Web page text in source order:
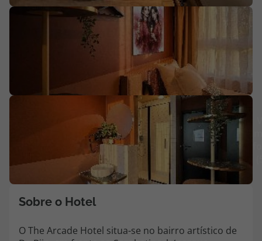
Área de Cliente
Agências
Apoio ao cliente em Portugal
218 925 471
218 925 471
Sobre o Hotel
O The Arcade Hotel situa-se no bairro artístico de